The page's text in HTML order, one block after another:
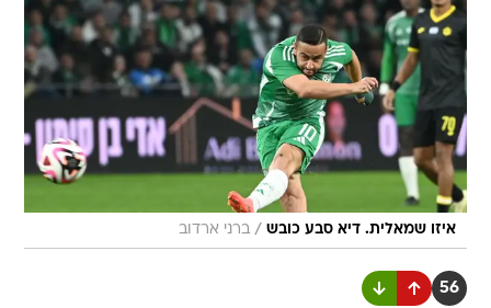
איזו שמאלית. דיא סבע כובש / ברני ארדוב
56